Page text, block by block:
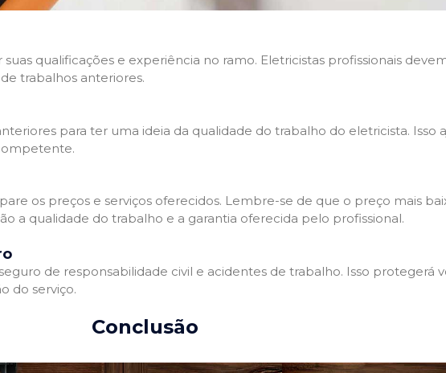
qualificações e experiência no ramo. Eletricistas profissionais
trabalhos anteriores.
para ter uma ideia da qualidade do trabalho do eletricista. Isso
os preços e serviços oferecidos. Lembre-se de que o preço mais
a qualidade do trabalho e a garantia oferecida pelo profissional.
de responsabilidade civil e acidentes de trabalho. Isso protegerá
do serviço.
Conclusão